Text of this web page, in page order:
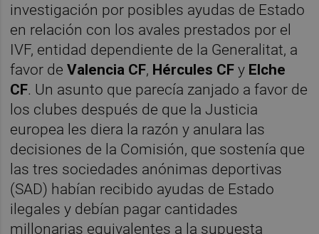
investigación por posibles ayudas de Estado
en relación con los avales prestados por el
IVF, entidad dependiente de la Generalitat, a
favor deValencia CF, Hércules CF y Elche
CF. Un asunto que parecía zanjado a favor de
los clubes después de que la Justicia
europea les diera la razón y anulara las
decisiones de la Comisión, que sostenía que
las tres sociedades anónimas deportivas
(SAD) habían recibido ayudas de Estado
ilegales y debían pagar cantidades
millonarias equivalentes a la supuesta